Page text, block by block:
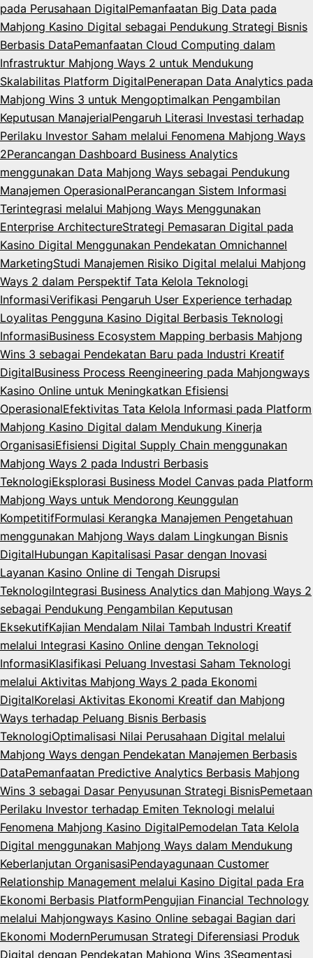
pada Perusahaan DigitalPemanfaatan Big Data pada
Mahjong Kasino Digital sebagai Pendukung Strategi Bisnis
Berbasis DataPemanfaatan Cloud Computing dalam
Infrastruktur Mahjong Ways 2 untuk Mendukung
Skalabilitas Platform DigitalPenerapan Data Analytics pada
Mahjong Wins 3 untuk Mengoptimalkan Pengambilan
Keputusan ManajerialPengaruh Literasi Investasi terhadap
Perilaku Investor Saham melalui Fenomena Mahjong Ways
2Perancangan Dashboard Business Analytics
menggunakan Data Mahjong Ways sebagai Pendukung
Manajemen OperasionalPerancangan Sistem Informasi
Terintegrasi melalui Mahjong Ways Menggunakan
Enterprise ArchitectureStrategi Pemasaran Digital pada
Kasino Digital Menggunakan Pendekatan Omnichannel
MarketingStudi Manajemen Risiko Digital melalui Mahjong
Ways 2 dalam Perspektif Tata Kelola Teknologi
InformasiVerifikasi Pengaruh User Experience terhadap
Loyalitas Pengguna Kasino Digital Berbasis Teknologi
InformasiBusiness Ecosystem Mapping berbasis Mahjong
Wins 3 sebagai Pendekatan Baru pada Industri Kreatif
DigitalBusiness Process Reengineering pada Mahjongways
Kasino Online untuk Meningkatkan Efisiensi
OperasionalEfektivitas Tata Kelola Informasi pada Platform
Mahjong Kasino Digital dalam Mendukung Kinerja
OrganisasiEfisiensi Digital Supply Chain menggunakan
Mahjong Ways 2 pada Industri Berbasis
TeknologiEksplorasi Business Model Canvas pada Platform
Mahjong Ways untuk Mendorong Keunggulan
KompetitifFormulasi Kerangka Manajemen Pengetahuan
menggunakan Mahjong Ways dalam Lingkungan Bisnis
DigitalHubungan Kapitalisasi Pasar dengan Inovasi
Layanan Kasino Online di Tengah Disrupsi
TeknologiIntegrasi Business Analytics dan Mahjong Ways 2
sebagai Pendukung Pengambilan Keputusan
EksekutifKajian Mendalam Nilai Tambah Industri Kreatif
melalui Integrasi Kasino Online dengan Teknologi
InformasiKlasifikasi Peluang Investasi Saham Teknologi
melalui Aktivitas Mahjong Ways 2 pada Ekonomi
DigitalKorelasi Aktivitas Ekonomi Kreatif dan Mahjong
Ways terhadap Peluang Bisnis Berbasis
TeknologiOptimalisasi Nilai Perusahaan Digital melalui
Mahjong Ways dengan Pendekatan Manajemen Berbasis
DataPemanfaatan Predictive Analytics Berbasis Mahjong
Wins 3 sebagai Dasar Penyusunan Strategi BisnisPemetaan
Perilaku Investor terhadap Emiten Teknologi melalui
Fenomena Mahjong Kasino DigitalPemodelan Tata Kelola
Digital menggunakan Mahjong Ways dalam Mendukung
Keberlanjutan OrganisasiPendayagunaan Customer
Relationship Management melalui Kasino Digital pada Era
Ekonomi Berbasis PlatformPengujian Financial Technology
melalui Mahjongways Kasino Online sebagai Bagian dari
Ekonomi ModernPerumusan Strategi Diferensiasi Produk
Digital dengan Pendekatan Mahjong Wins 3Segmentasi